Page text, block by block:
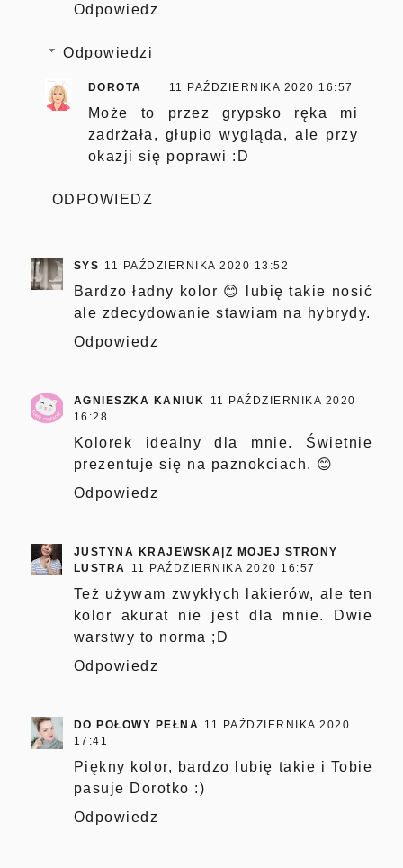
Odpowiedz
Odpowiedzi
DOROTA 11 PAŹDZIERNIKA 2020 16:57
Może to przez grypsko ręka mi
zadrżała, głupio wygląda, ale przy
okazji się poprawi :D
ODPOWIEDZ
SYS 11 PAŹDZIERNIKA 2020 13:52
Bardzo ładny kolor 😊 lubię takie nosić
ale zdecydowanie stawiam na hybrydy.
Odpowiedz
AGNIESZKA KANIUK
11 PAŹDZIERNIKA 2020
16:28
Kolorek idealny dla mnie. Świetnie
prezentuje się na paznokciach. 😊
Odpowiedz
JUSTYNA KRAJEWSKA|Z MOJEJ STRONY
LUSTRA
11 PAŹDZIERNIKA 2020 16:57
Też używam zwykłych lakierów, ale ten
kolor akurat nie jest dla mnie. Dwie
warstwy to norma ;D
Odpowiedz
DO POŁOWY PEŁNA
11 PAŹDZIERNIKA 2020
17:41
Piękny kolor, bardzo lubię takie i Tobie
pasuje Dorotko :)
Odpowiedz